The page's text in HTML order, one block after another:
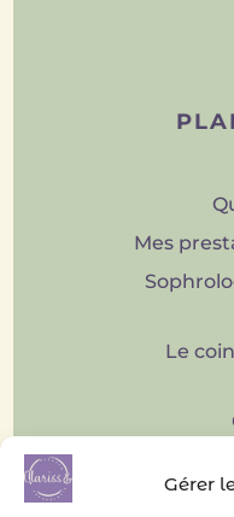
Gérer
Mes
Le